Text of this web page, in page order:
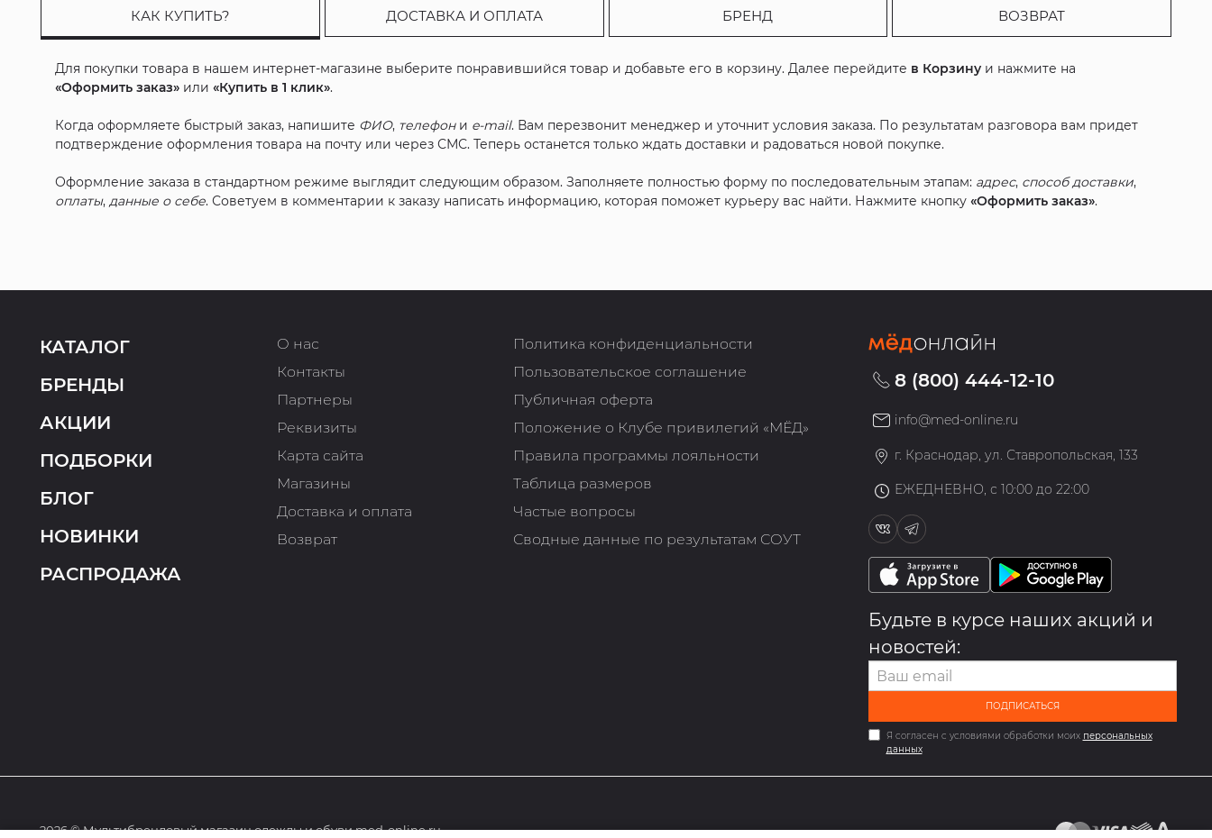
КАК КУПИТЬ? ДОСТАВКА И ОПЛАТА БРЕНД ВОЗВРАТ
Для покупки товара в нашем интернет-магазине выберите понравившийся товар и добавьте его в корзину. Далее перейдите в Корзину и нажмите на
«Оформить заказ» или«Купить в 1 клик».
Когда оформляете быстрый заказ, напишите ФИО, телефони e-mail. Вам перезвонит менеджер и уточнит условия заказа. По результатам разговора вам придет
подтверждение оформления товара на почту или через СМС. Теперь останется только ждать доставки и радоваться новой покупке.
Оформление заказа в стандартном режиме выглядит следующим образом. Заполняете полностью форму по последовательным этапам: адрес, способ доставки,
оплаты,данные о себе. Советуем в комментарии к заказу написать информацию, которая поможет курьеру вас найти. Нажмите кнопку«Оформить заказ».
КАТАЛОГ
БРЕНДЫ
АКЦИИ
ПОДБОРКИ
БЛОГ
НОВИНКИ
РАСПРОДАЖА
О нас
Контакты
Партнеры
Реквизиты
Карта сайта
Магазины
Доставка и оплата
Возврат
Политика конфиденциальности
Пользовательское соглашение
Публичная оферта
Положение о Клубе привилегий «МЁД»
Правила программы лояльности
Таблица размеров
Частые вопросы
Сводные данные по результатам СОУТ
8 (800) 444-12-10
info@med-online.ru
г. Краснодар, ул. Ставропольская, 133
ЕЖЕДНЕВНО, с 10:00 до 22:00
Будьте в курсе наших акций и
новостей:
ПОДПИСАТЬСЯ
Я согласен с условиями обработки моих персональных
данных
2026 © Мультибрендовый магазин одежды и обуви med-online.ru